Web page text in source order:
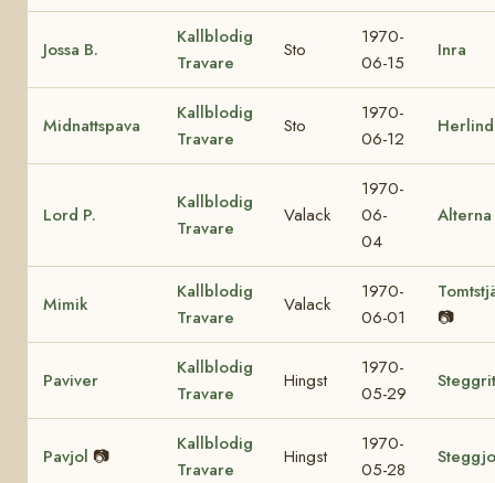
Jossa B.
Kallblodig
Travare
Sto
1970-
06-15
Inra
Midnattspava
Kallblodig
Travare
Sto
1970-
06-12
Lord P.
Kallblodig
Travare
Valack
1970-
06-
04
Alterna
Mimik
Kallblodig
Travare
Valack
1970-
06-01
📷
Paviver
Kallblodig
Travare
Hingst
1970-
05-29
Pavjol 📷
Kallblodig
Travare
Hingst
1970-
05-28